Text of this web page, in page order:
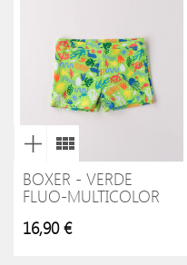
BOXER - VERDE
FLUO-MULTICOLOR
16,90 €